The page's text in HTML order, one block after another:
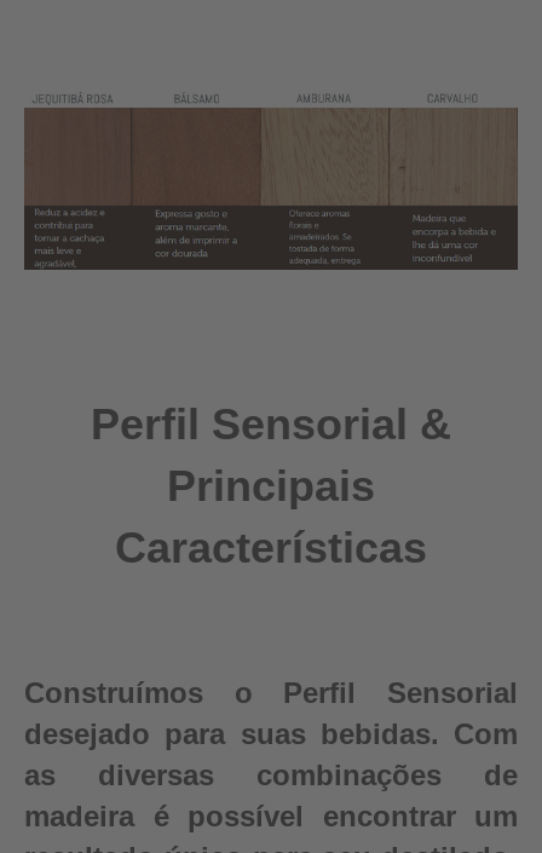
Perfil Sensorial &
Principais
Características
Construímos o Perfil Sensorial
desejado para suas bebidas. Com
as diversas combinações de
madeira é possível encontrar um